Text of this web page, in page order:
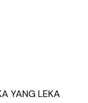
YANG LEKA